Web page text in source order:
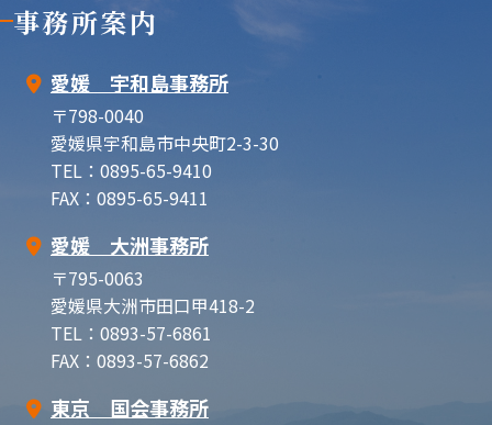
事務所案内
愛媛 宇和島事務所
〒798-0040
愛媛県宇和島市中央町2-3-30
TEL：0895-65-9410
FAX：0895-65-9411
愛媛 大洲事務所
〒795-0063
愛媛県大洲市田口甲418-2
TEL：0893-57-6861
FAX：0893-57-6862
東京 国会事務所